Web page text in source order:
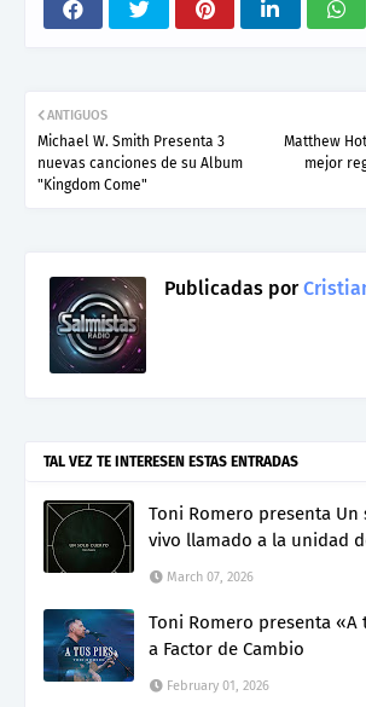
Matthew
mejor
ANTIGUOS
Michael W. Smith Presenta 3
nuevas canciones de su Album
"Kingdom Come"
Publicadas por
TAL VEZ TE INTERESEN ESTAS ENTRADAS
Toni Romero presenta
vivo llamado a la unidad
March 07, 2026
Toni Romero presenta «A
a Factor de Cambio
February 01, 2026